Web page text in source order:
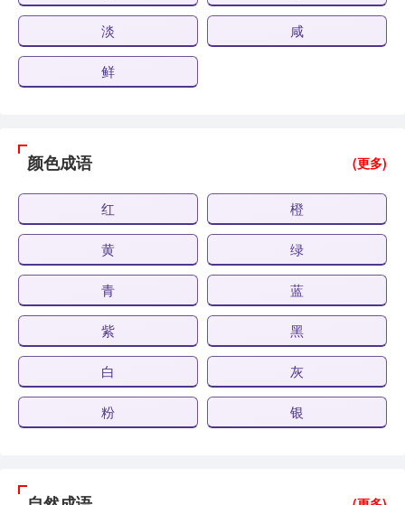
淡 咸
鲜
颜色成语 (更多)
红 橙
黄 绿
青 蓝
紫 黑
白 灰
粉 银